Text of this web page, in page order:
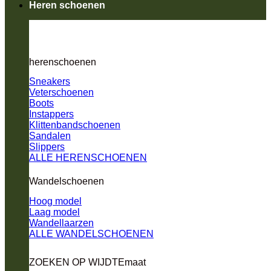
Heren schoenen
herenschoenen
Sneakers
Veterschoenen
Boots
Instappers
Klittenbandschoenen
Sandalen
Slippers
ALLE HERENSCHOENEN
Wandelschoenen
Hoog model
Laag model
Wandellaarzen
ALLE WANDELSCHOENEN
ZOEKEN OP WIJDTEmaat